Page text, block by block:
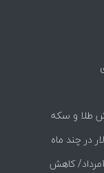
طلا و سکه
قیمت طلا و سکه امروز چهارشنبه 14مرداد/ کاهش